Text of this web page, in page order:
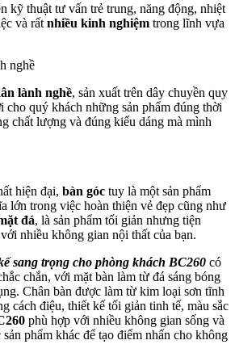
kỹ thuật tư vấn trẻ trung, năng động, nhiệt
và rất nhiều kinh nghiệm trong lĩnh vựa
lành nghề, sản xuất trên dây chuyền quy
cho quý khách những sản phẩm đúng thời
chất lượng và đúng kiểu dáng mà mình
hiện đại, bàn góc tuy là một sản phẩm
lớn trong việc hoàn thiện vẻ đẹp cũng như
đá, là sản phẩm tối giản nhưng tiện
nhiều không gian nội thất của bạn.
sang trọng cho phòng khách BC260 có
chắn, với mặt bàn làm từ đá sáng bóng
Chân bàn được làm từ kim loại sơn tĩnh
cách điệu, thiết kế tối giản tinh tế, màu sắc
phù hợp với nhiều không gian sống và
phẩm khác để tạo điểm nhấn cho không